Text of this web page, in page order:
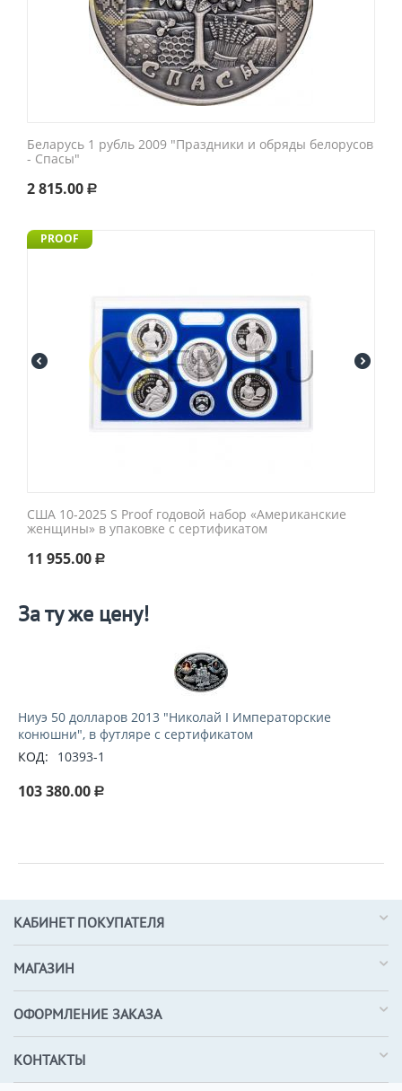
Беларусь 1 рубль 2009 "Праздники и обряды белорусов
- Спасы"
2 815.00 Р
PROOF
США 10-2025 S Proof годовой набор «Американские
женщины» в упаковке с сертификатом
11 955.00 Р
За ту же цену!
Ниуэ 50 долларов 2013 "Николай I Императорские
конюшни", в футляре с сертификатом
КОД:
10393-1
103 380.00 Р
КАБИНЕТ ПОКУПАТЕЛЯ
МАГАЗИН
ОФОРМЛЕНИЕ ЗАКАЗА
КОНТАКТЫ